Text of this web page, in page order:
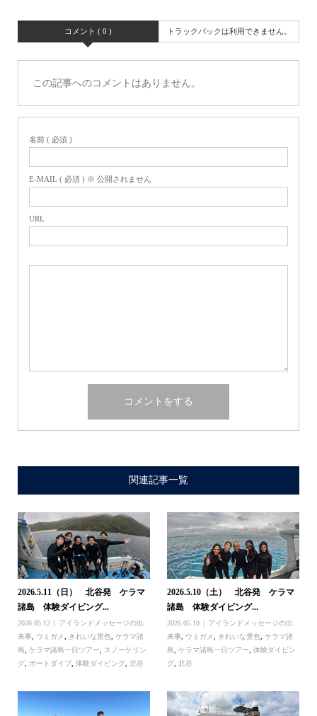
コメント ( 0 ) トラックバックは利用できません。
この記事へのコメントはありません。
名前 ( 必須 )
E-MAIL ( 必須 ) ※ 公開されません
URL
関連記事一覧
2026.5.11（日） 北谷発 ケラマ
諸島 体験ダイビング...
2026.05.12
アイランドメッセージの出
来事, ウミガメ きれいな景色
ケラマ諸
島
ケラマ諸島一日ツアー
スノーケリン
グ, ボートダイブ, 体験ダイビング, 北谷
2026.5.10（土） 北谷発 ケラマ
諸島 体験ダイビング...
2026.05.10
アイランドメッセージの出
来事
ウミガメ きれいな景色 ,ケラマ諸
島
,ケラマ諸島一日ツアー ,体験ダイビン
グ ,北谷